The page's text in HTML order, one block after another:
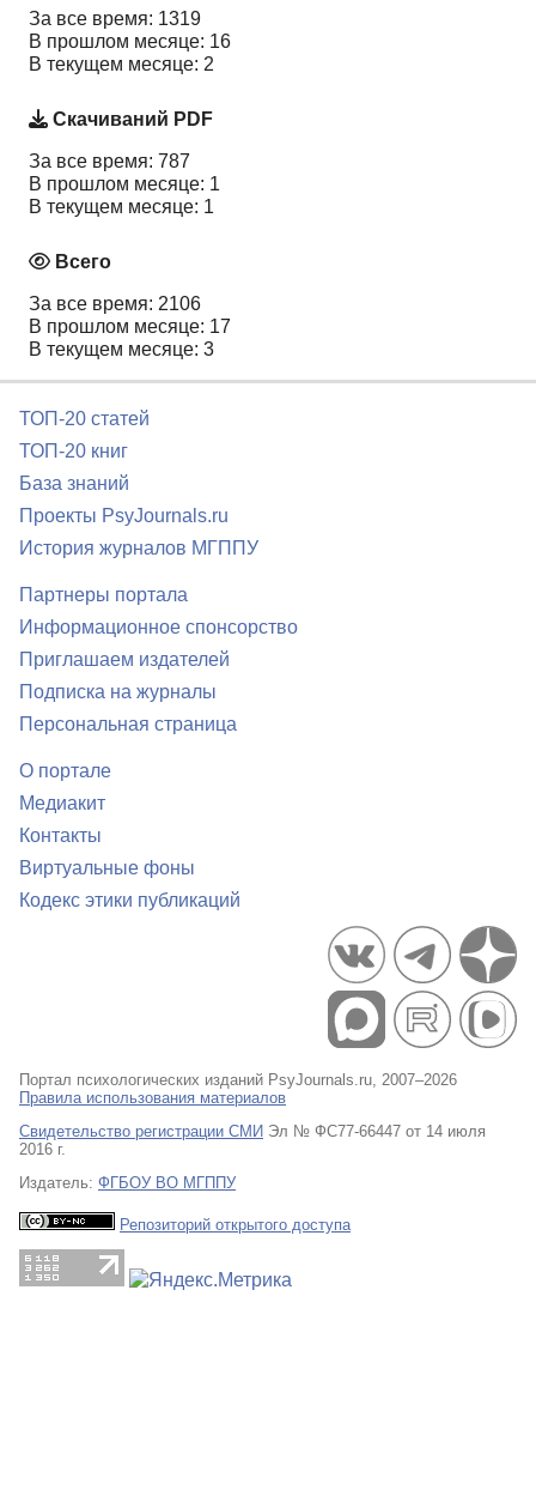
За все время: 1319
В прошлом месяце: 16
В текущем месяце: 2
Скачиваний PDF
За все время: 787
В прошлом месяце: 1
В текущем месяце: 1
Всего
За все время: 2106
В прошлом месяце: 17
В текущем месяце: 3
ТОП-20 статей
ТОП-20 книг
База знаний
Проекты PsyJournals.ru
История журналов МГППУ
Партнеры портала
Информационное спонсорство
Приглашаем издателей
Подписка на журналы
Персональная страница
О портале
Медиакит
Контакты
Виртуальные фоны
Кодекс этики публикаций
Портал психологических изданий PsyJournals.ru, 2007–2026
Правила использования материалов
Свидетельство регистрации СМИ Эл № ФС77-66447 от 14 июля
2016 г.
Издатель: ФГБОУ ВО МГППУ
Репозиторий открытого доступа